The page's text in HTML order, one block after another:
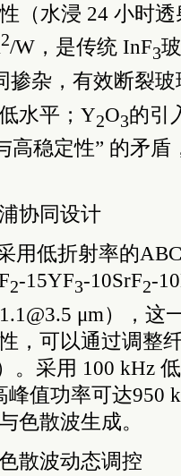
（水浸 24 小时
2/W，是传统 InF3
掺杂，有效断裂
水平；Y2O3的引
高稳定性” 的矛
协同设计
用低折射率的
2-15YF3-10SrF2-
μm），这
，可以通过调整
。采用 100 kHz
值功率可达950
色散波生成。
散波动态调控